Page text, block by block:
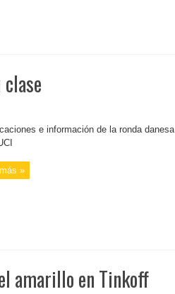
e información de la ronda danesa
»
amarillo en Tinkoff